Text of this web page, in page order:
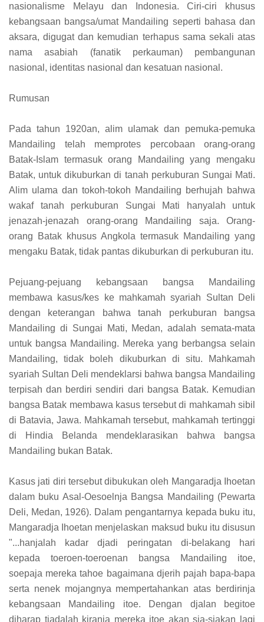
nasionalisme Melayu dan Indonesia. Ciri-ciri khusus
kebangsaan bangsa/umat Mandailing seperti bahasa dan
aksara, digugat dan kemudian terhapus sama sekali atas
nama asabiah (fanatik perkauman) pembangunan
nasional, identitas nasional dan kesatuan nasional.
Rumusan
Pada tahun 1920an, alim ulamak dan pemuka-pemuka
Mandailing telah memprotes percobaan orang-orang
Batak-Islam termasuk orang Mandailing yang mengaku
Batak, untuk dikuburkan di tanah perkuburan Sungai Mati.
Alim ulama dan tokoh-tokoh Mandailing berhujah bahwa
wakaf tanah perkuburan Sungai Mati hanyalah untuk
jenazah-jenazah orang-orang Mandailing saja. Orang-
orang Batak khusus Angkola termasuk Mandailing yang
mengaku Batak, tidak pantas dikuburkan di perkuburan itu.
Pejuang-pejuang kebangsaan bangsa Mandailing
membawa kasus/kes ke mahkamah syariah Sultan Deli
dengan keterangan bahwa tanah perkuburan bangsa
Mandailing di Sungai Mati, Medan, adalah semata-mata
untuk bangsa Mandailing. Mereka yang berbangsa selain
Mandailing, tidak boleh dikuburkan di situ. Mahkamah
syariah Sultan Deli mendeklarsi bahwa bangsa Mandailing
terpisah dan berdiri sendiri dari bangsa Batak. Kemudian
bangsa Batak membawa kasus tersebut di mahkamah sibil
di Batavia, Jawa. Mahkamah tersebut, mahkamah tertinggi
di Hindia Belanda mendeklarasikan bahwa bangsa
Mandailing bukan Batak.
Kasus jati diri tersebut dibukukan oleh Mangaradja Ihoetan
dalam buku Asal-Oesoelnja Bangsa Mandailing (Pewarta
Deli, Medan, 1926). Dalam pengantarnya kepada buku itu,
Mangaradja Ihoetan menjelaskan maksud buku itu disusun
"...hanjalah kadar djadi peringatan di-belakang hari
kepada toeroen-toeroenan bangsa Mandailing itoe,
soepaja mereka tahoe bagaimana djerih pajah bapa-bapa
serta nenek mojangnya mempertahankan atas berdirinja
kebangsaan Mandailing itoe. Dengan djalan begitoe
diharap tiadalah kiranja mereka itoe akan sia-siakan lagi